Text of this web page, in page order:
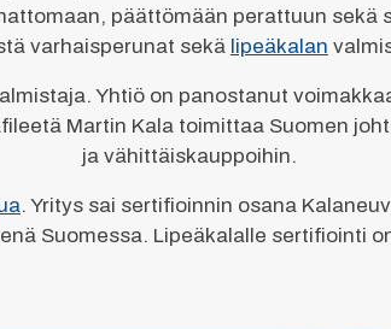
päättömään perattuun
varhaisperunat sekä lipeäkalan
Yhtiö on panostanut
Martin Kala toimittaa Suomen
ja vähittäiskauppoihin.
. Yritys sai sertifioinnin osana
Suomessa. Lipeäkalalle sertifiointi